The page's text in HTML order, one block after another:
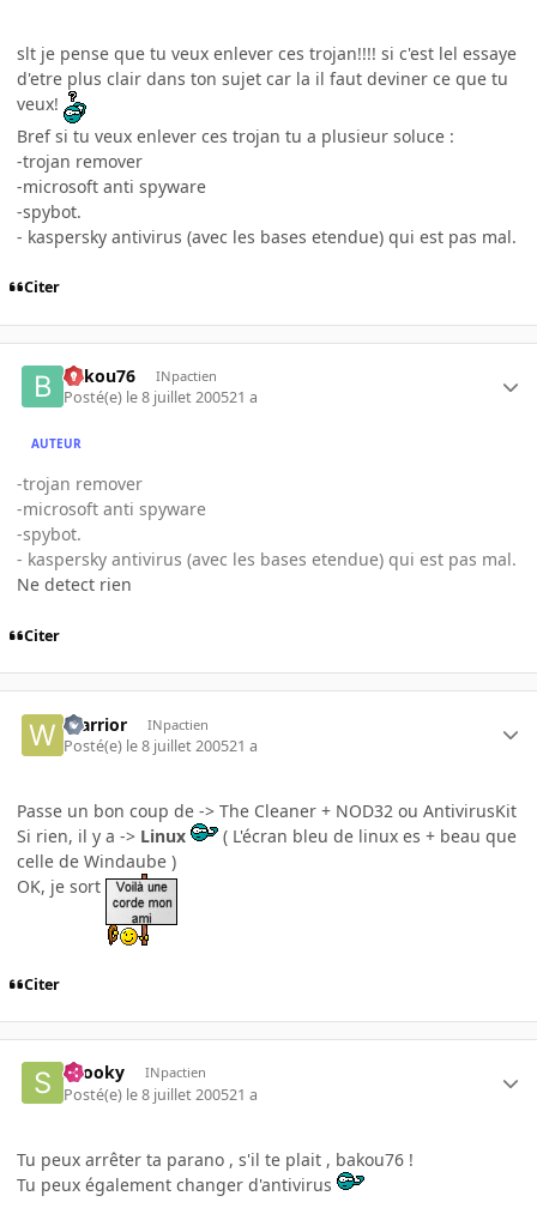
slt je pense que tu veux enlever ces trojan!!!! si c'est lel essaye
d'etre plus clair dans ton sujet car la il faut deviner ce que tu
veux!
Bref si tu veux enlever ces trojan tu a plusieur soluce :
-trojan remover
-microsoft anti spyware
-spybot.
- kaspersky antivirus (avec les bases etendue) qui est pas mal.
Citer
bakou76 INpactien
Posté(e) le 8 juillet 200521 a
AUTEUR
-trojan remover
-microsoft anti spyware
-spybot.
- kaspersky antivirus (avec les bases etendue) qui est pas mal.
Ne detect rien
Citer
Warrior INpactien
Posté(e) le 8 juillet 200521 a
Passe un bon coup de -> The Cleaner + NOD32 ou AntivirusKit
Si rien, il y a -> Linux
( L'écran bleu de linux es + beau que
celle de Windaube )
OK, je sort
Citer
snooky INpactien
Posté(e) le 8 juillet 200521 a
Tu peux arrêter ta parano , s'il te plait , bakou76 !
Tu peux également changer d'antivirus